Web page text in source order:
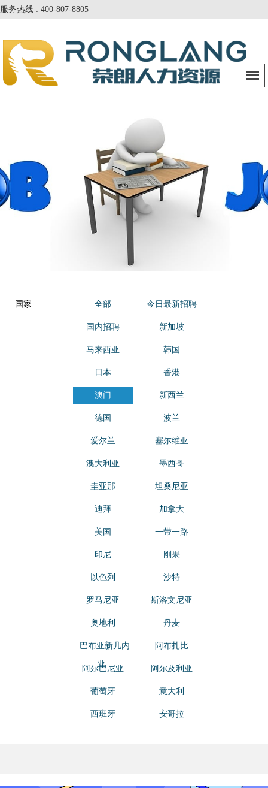
服务热线 : 400-807-8805
国家 全部 今日最新招聘
国内招聘 新加坡
马来西亚 韩国
日本 香港
澳门 新西兰
德国 波兰
爱尔兰 塞尔维亚
澳大利亚 墨西哥
圭亚那 坦桑尼亚
迪拜 加拿大
美国 一带一路
印尼 刚果
以色列 沙特
罗马尼亚 斯洛文尼亚
奥地利 丹麦
巴布亚新几内
亚
阿布扎比
阿尔巴尼亚 阿尔及利亚
葡萄牙 意大利
西班牙 安哥拉